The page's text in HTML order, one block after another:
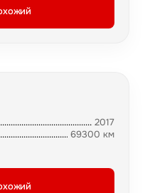
2017
69300 км